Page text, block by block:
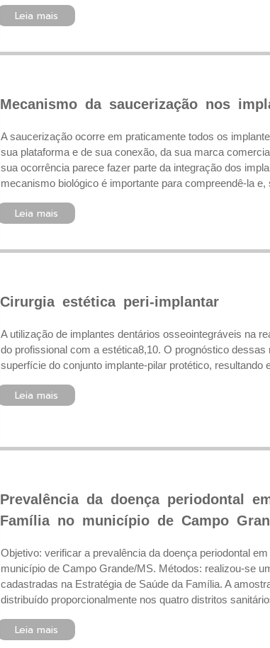
Leia mais
Mecanismo da saucerização nos
A saucerização ocorre em praticamente todos os
sua plataforma e de sua conexão, da sua marca
sua ocorrência parece fazer parte da integração dos
mecanismo biológico é importante para compreendê-la
Leia mais
Cirurgia estética peri-implantar
A utilização de implantes dentários osseointegráveis na
do profissional com a estética8,10. O prognóstico
superfície do conjunto implante-pilar protético,
Leia mais
Prevalência da doença periodontal
Família no município de Campo
Objetivo: verificar a prevalência da doença periodontal
município de Campo Grande/MS. Métodos: realizou-se
cadastradas na Estratégia de Saúde da Família. A
distribuído proporcionalmente nos quatro distritos
Leia mais